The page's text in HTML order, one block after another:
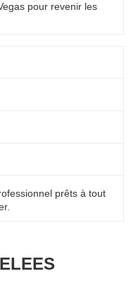
pour revenir les
prêts à tout